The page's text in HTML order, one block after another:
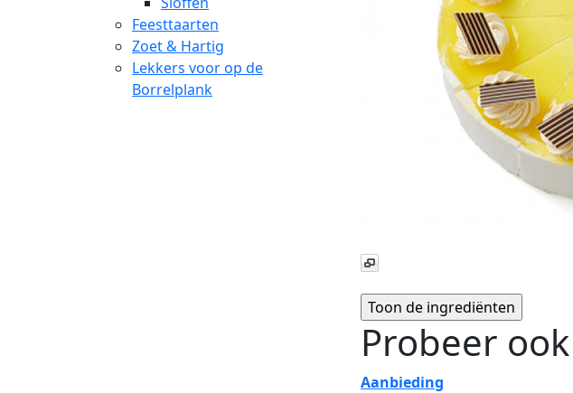
Feesttaarten
Zoet & Hartig
Lekkers voor op de
Borrelplank
Probeer
Aanbieding